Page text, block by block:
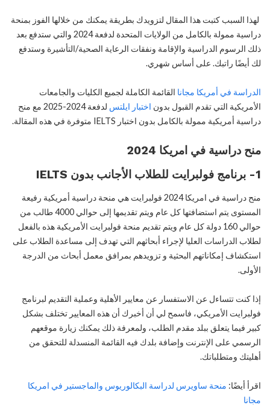
لهذا السبب كتبت هذا المقال لتزويدك بطريقة يمكنك من خلالها الفوز بمنحة
دراسية ممولة بالكامل من الولايات المتحدة لدفعة 2024 والتي ستدفع بعد
ذلك الرسوم الدراسية والإقامة ونفقات الرعاية الصحية/التأشيرة وستدفع
لك أيضًا راتبك. على أساس شهري.
الدراسة في أمريكا مجانا القائمة الكاملة لجميع الكليات والجامعات
الأمريكية التي تقدم القبول بدون اختبار ايلتس
لدفعة 2024-2025 مع منح
دراسية أمريكية ممولة بالكامل بدون اختبار IELTS متوفرة في هذه المقالة.
منح دراسية في امريكا 2024
1- برنامج فولبرايت للطلاب الأجانب بدون IELTS
منح دراسية في امريكا 2024 فولبرايت هي منحة دراسية أمريكية رفيعة
المستوى يتم استضافتها كل عام ويتم تقديمها إلى حوالي 4000 طالب من
حوالي 160 دولة كل عام ويتم تقديم منحة فولبرايت الأمريكية هذه بالفعل
لطلاب الدراسات العليا لإجراء أبحاثهم التي تهدف إلى مساعدة الطلاب على
استكشاف إمكاناتهم البحثية و تزويدهم بمرافق معمل أبحاث من الدرجة
الأولى.
إذا كنت تتساءل عن الاستفسار عن معايير الأهلية وعملية التقديم لبرنامج
فولبرايت الأمريكي، فاسمح لي أن أخبرك أن هذه المعايير تختلف بشكل
كبير فيما يتعلق ببلد مقدم الطلب، ولمعرفة ذلك يمكنك زيارة موقعهم
الرسمي على الإنترنت وإضافة بلدك فيه القائمة المنسدلة للتحقق من
أهليتك ومتطلباتك.
اقرأ أيضًا: منحة ساويرس لدراسة البكالوريوس والماجستير في امريكا
مجانا